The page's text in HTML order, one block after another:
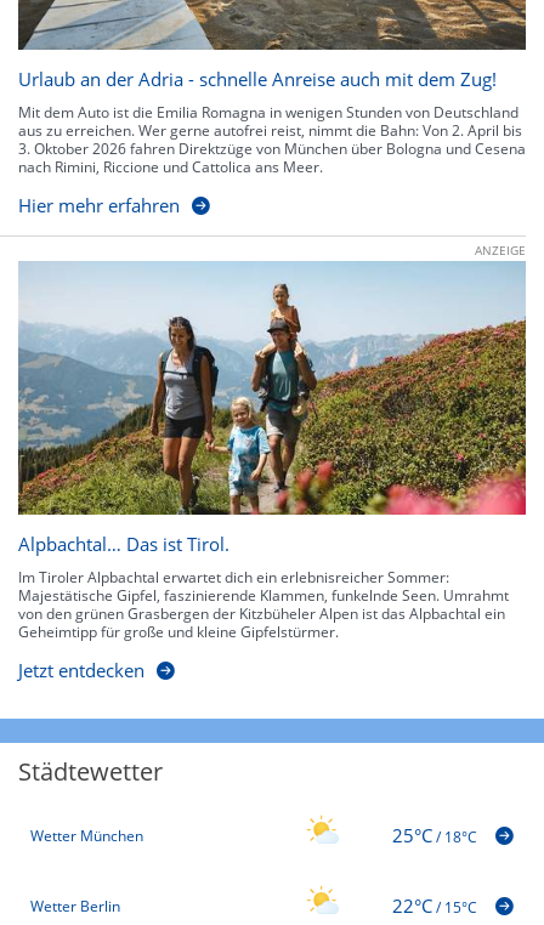
Urlaub an der Adria - schnelle Anreise auch mit dem Zug!
Mit dem Auto ist die Emilia Romagna in wenigen Stunden von Deutschland
aus zu erreichen. Wer gerne autofrei reist, nimmt die Bahn: Von 2. April bis
3. Oktober 2026 fahren Direktzüge von München über Bologna und Cesena
nach Rimini, Riccione und Cattolica ans Meer.
Hier mehr erfahren
ANZEIGE
Alpbachtal… Das ist Tirol.
Im Tiroler Alpbachtal erwartet dich ein erlebnisreicher Sommer:
Majestätische Gipfel, faszinierende Klammen, funkelnde Seen. Umrahmt
von den grünen Grasbergen der Kitzbüheler Alpen ist das Alpbachtal ein
Geheimtipp für große und kleine Gipfelstürmer.
Jetzt entdecken
Städtewetter
Wetter München 25°C/18°C
Wetter Berlin 22°C/15°C